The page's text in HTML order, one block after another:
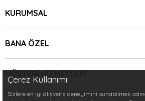
KURUMSAL
BANA ÖZEL
MÜŞTERİ HİZMETLERİ
© 2024 Minimoda | Tüm Hakları
Çerez Kullanımı
Sizlere en iyi alışveriş deneyimini sunabilmek